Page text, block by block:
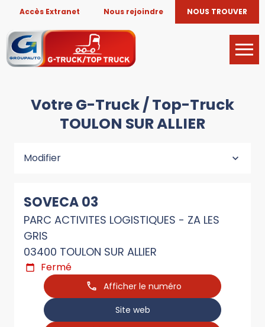
Accès Extranet Nous rejoindre NOUS TROUVER
Votre G-Truck / Top-Truck
TOULON SUR ALLIER
Modifier
SOVECA 03
PARC ACTIVITES LOGISTIQUES - ZA LES
GRIS
03400 TOULON SUR ALLIER
Fermé
Afficher le numéro
Site web